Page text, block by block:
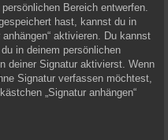
Bereich entwerfen.
hast, kannst du in
aktivieren. Du kannst
in deinem persönlichen
deiner Signatur aktivierst. Wenn
Signatur verfassen möchtest,
„Signatur anhängen“